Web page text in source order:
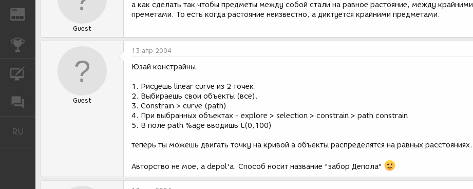
REN
RU
Guest
а как сделать так чтобы предметы между собой стали на равное растояние, между крайними
преметами. То есть когда растояние неизвестно, а диктуется крайними предметами.
Guest
13 апр 2004
Юзай констрайны.
1. Рисуешь linear curve из 2 точек.
2. Выбираешь свои объекты (все).
3. Constrain > curve (path)
4. При выбранных объектах - explore > selection > constrain > path constrain
5. В поле path %age вводишь L(0,100)
теперь ты можешь двигать точку на кривой а объекты распределятся на равных расстояниях.
Авторство не мое, а depol'a. Способ носит название "забор Депола"